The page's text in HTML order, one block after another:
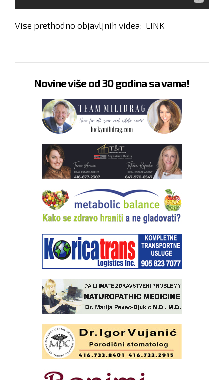
Vise prethodno objavljnih videa: LINK
Novine više od 30 godina sa vama!